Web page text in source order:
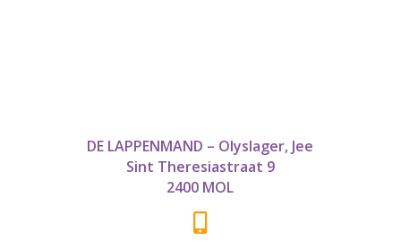
DE LAPPENMAND – Olyslager, Jee
Sint Theresiastraat 9
2400 MOL
